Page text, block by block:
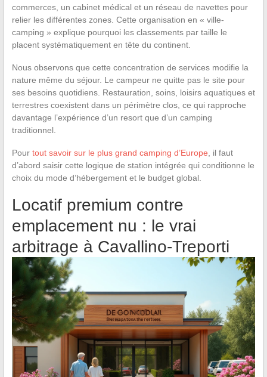
commerces, un cabinet médical et un réseau de navettes pour
relier les différentes zones. Cette organisation en « ville-
camping » explique pourquoi les classements par taille le
placent systématiquement en tête du continent.
Nous observons que cette concentration de services modifie la
nature même du séjour. Le campeur ne quitte pas le site pour
ses besoins quotidiens. Restauration, soins, loisirs aquatiques et
terrestres coexistent dans un périmètre clos, ce qui rapproche
davantage l’expérience d’un resort que d’un camping
traditionnel.
Pour tout savoir sur le plus grand camping d’Europe , il faut
d’abord saisir cette logique de station intégrée qui conditionne le
choix du mode d’hébergement et le budget global.
Locatif premium contre
emplacement nu : le vrai
arbitrage à Cavallino-Treporti